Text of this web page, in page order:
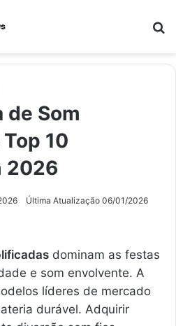
de Som
10
2026
Última Atualização 06/01/2026
dominam as festas
e som envolvente. A
líderes de mercado
durável. Adquirir